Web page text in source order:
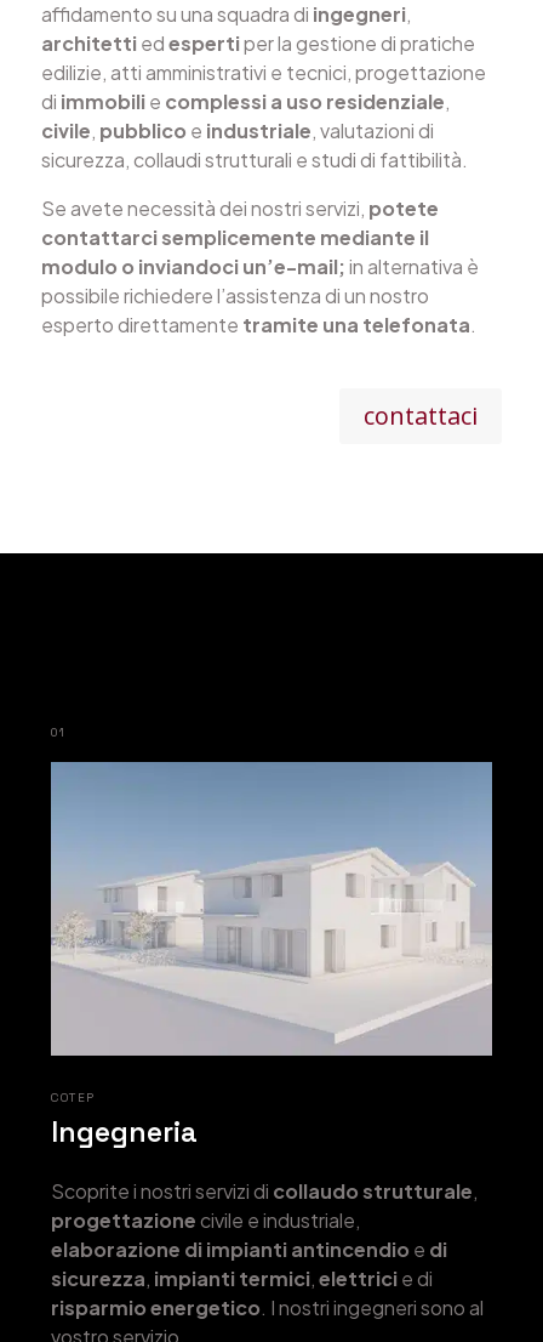
affidamento su una squadra di ingegneri,
architetti edespertiper la gestione di pratiche
edilizie, atti amministrativi e tecnici, progettazione
di immobili e complessi a uso residenziale,
civile, pubblico e industriale, valutazioni di
sicurezza, collaudi strutturali e studi di fattibilità.
Se avete necessità dei nostri servizi, potete
contattarci semplicemente mediante il
modulo o inviandoci un’e-mail; in alternativa è
possibile richiedere l’assistenza di un nostro
esperto direttamente tramite una telefonata.
contattaci
01
COTEP
Ingegneria
Scoprite i nostri servizi di collaudo strutturale,
progettazionecivile e industriale,
elaborazione di impianti antincendio e di
sicurezza, impianti termici,elettrici e di
risparmio energetico. I nostri ingegneri sono al
vostro servizio.